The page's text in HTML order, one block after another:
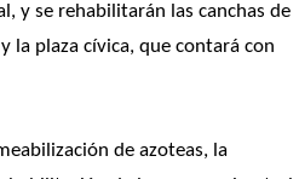
y se rehabilitarán las canchas de
la plaza cívica, que contará con
de azoteas, la